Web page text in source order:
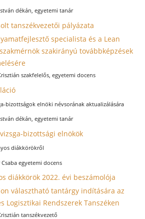
dékán, egyetemi tanár
tanszékvezetői pályázata
specialista és a Lean
szakirányú továbbképzések
szakfelelős, egyetemi docens
bizottságok elnöki névsorának aktualizálására
dékán, egyetemi tanár
bizottsági elnökök
diákkörökről
Csaba egyetemi docens
diákkörök 2022. évi beszámolója
választható tantárgy indítására az
Logisztikai Rendszerek Tanszéken
tanszékvezető